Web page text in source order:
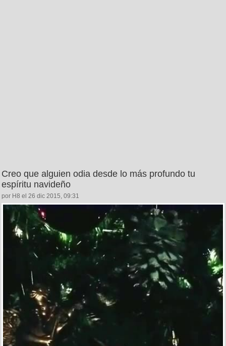
Creo que alguien odia desde lo más profundo tu
espíritu navideño
por H8 el 26 dic 2015, 09:31